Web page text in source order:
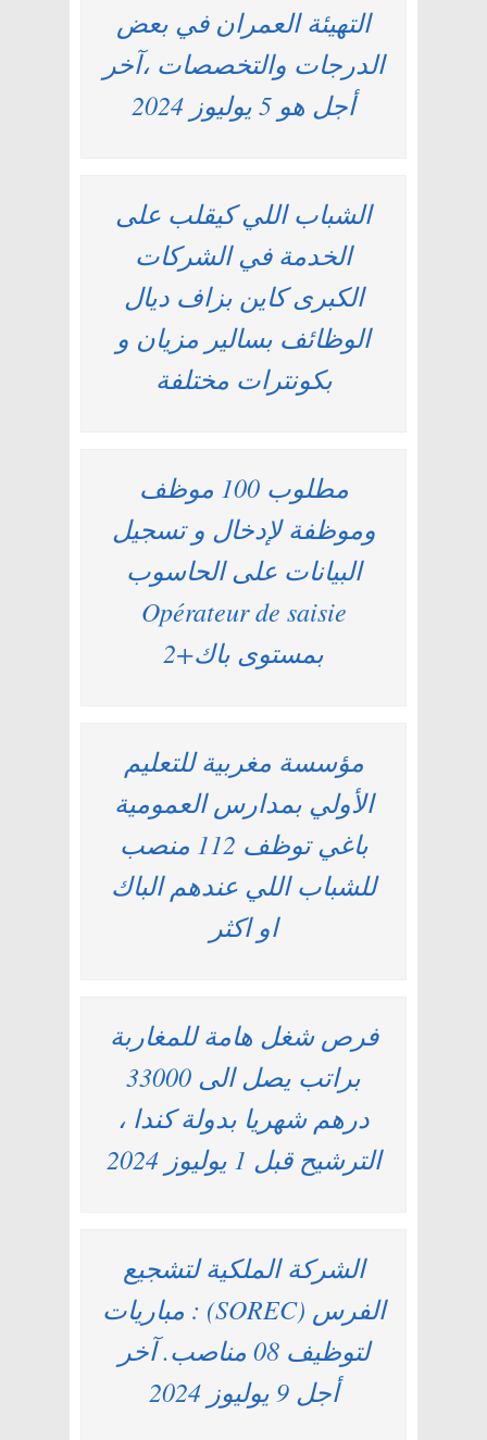
التهيئة العمران في بعض
الدرجات والتخصصات ،آخر
أجل هو 5 يوليوز 2024
الشباب اللي كيقلب على
الخدمة في الشركات
الكبرى كاين بزاف ديال
الوظائف بسالير مزيان و
بكونترات مختلفة
مطلوب 100 موظف
وموظفة لإدخال و تسجيل
البيانات على الحاسوب
Opérateur de saisie
بمستوى باك+2
مؤسسة مغربية للتعليم
الأولي بمدارس العمومية
باغي توظف 112 منصب
للشباب اللي عندهم الباك
او اكثر
فرص شغل هامة للمغاربة
براتب يصل الى 33000
درهم شهريا بدولة كندا ،
الترشيح قبل 1 يوليوز 2024
الشركة الملكية لتشجيع
الفرس (SOREC) : مباريات
لتوظيف 08 مناصب. آخر
أجل 9 يوليوز 2024